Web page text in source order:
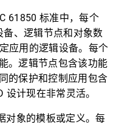
61850 标准中，每个
备、逻辑节点和对象数
应用的逻辑设备。每个
。逻辑节点包含该功能
的保护和控制应用包含
计现在非常灵活。
对象的模板或定义。每